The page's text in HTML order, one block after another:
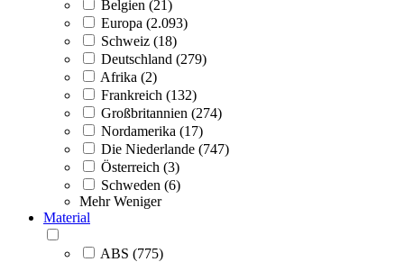
Belgien (21)
Europa (2.093)
Schweiz (18)
Deutschland (279)
Afrika (2)
Frankreich (132)
Großbritannien (274)
Nordamerika (17)
Die Niederlande (747)
Österreich (3)
Schweden (6)
Mehr Weniger
Material
ABS (775)